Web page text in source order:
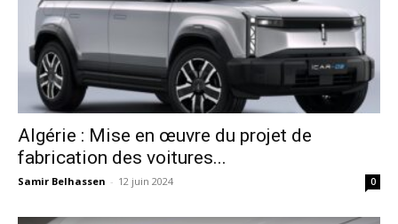
Algérie : Mise en œuvre du projet de
fabrication des voitures...
Samir Belhassen - 12 juin 2024 0